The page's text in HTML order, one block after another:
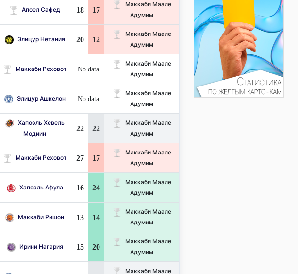
Апоел Сафед 18 17
Маккаби Маале
Адумим
Элицур Нетания 20 12
Маккаби Маале
Адумим
Маккаби Реховот No data
Маккаби Маале
Адумим
Элицур Ашкелон No data
Маккаби Маале
Адумим
Хапоэль Хевель
Модиин
22 22
Маккаби Маале
Адумим
Маккаби Реховот 27 17
Маккаби Маале
Адумим
Хапоэль Афула 16 24
Маккаби Маале
Адумим
Маккаби Ришон 13 14
Маккаби Маале
Адумим
Ирини Нагария 15 20
Маккаби Маале
Адумим
Маккаби Маале